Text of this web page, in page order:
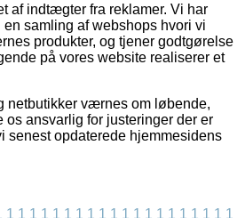
af indtægter fra reklamer. Vi har
samling af webshops hvori vi
produkter, og tjener godtgørelse
på vores website realiserer et
netbutikker værnes om løbende,
os ansvarlig for justeringer der er
senest opdaterede hjemmesidens
1 1 1 1 1 1 1 1 1 1 1 1 1 1 1 1 1 1 1 1